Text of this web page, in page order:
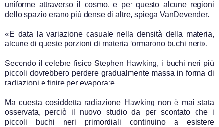
uniforme attraverso il cosmo, e per questo alcune regioni
dello spazio erano più dense di altre, spiega VanDevender.
«E data la variazione casuale nella densità della materia,
alcune di queste porzioni di materia formarono buchi neri».
Secondo il celebre fisico Stephen Hawking, i buchi neri più
piccoli dovrebbero perdere gradualmente massa in forma di
radiazioni e finire per evaporare.
Ma questa cosiddetta radiazione Hawking non è mai stata
osservata, perciò il nuovo studio da per scontato che i
piccoli buchi neri primordiali continuino a esistere